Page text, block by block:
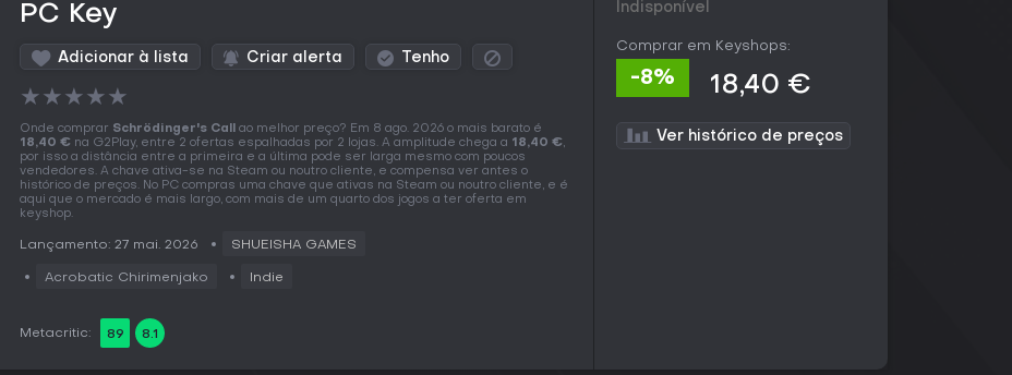
PC Key
Adicionar à lista Criar alerta Tenho
★★★★★
Onde comprar Schrödinger's Call
ao melhor preço? Em 8 ago. 2026 o mais barato é
18,40 € na G2Play, entre 2 ofertas espalhadas por 2 lojas. A amplitude chega a 18,40 €,
por isso a distância entre a primeira e a última pode ser larga mesmo com poucos
vendedores. A chave ativa-se na Steam ou noutro cliente, e compensa ver antes o
histórico de preços. No PC compras uma chave que ativas na Steam ou noutro cliente, e é
aqui que o mercado é mais largo, com mais de um quarto dos jogos a ter oferta em
keyshop.
Lançamento: 27 mai. 2026 SHUEISHA GAMES
Acrobatic Chirimenjako Indie
Metacritic: 89 8.1
Indisponível
Comprar em Keyshops:
-8% 18,40 €
Ver histórico de preços